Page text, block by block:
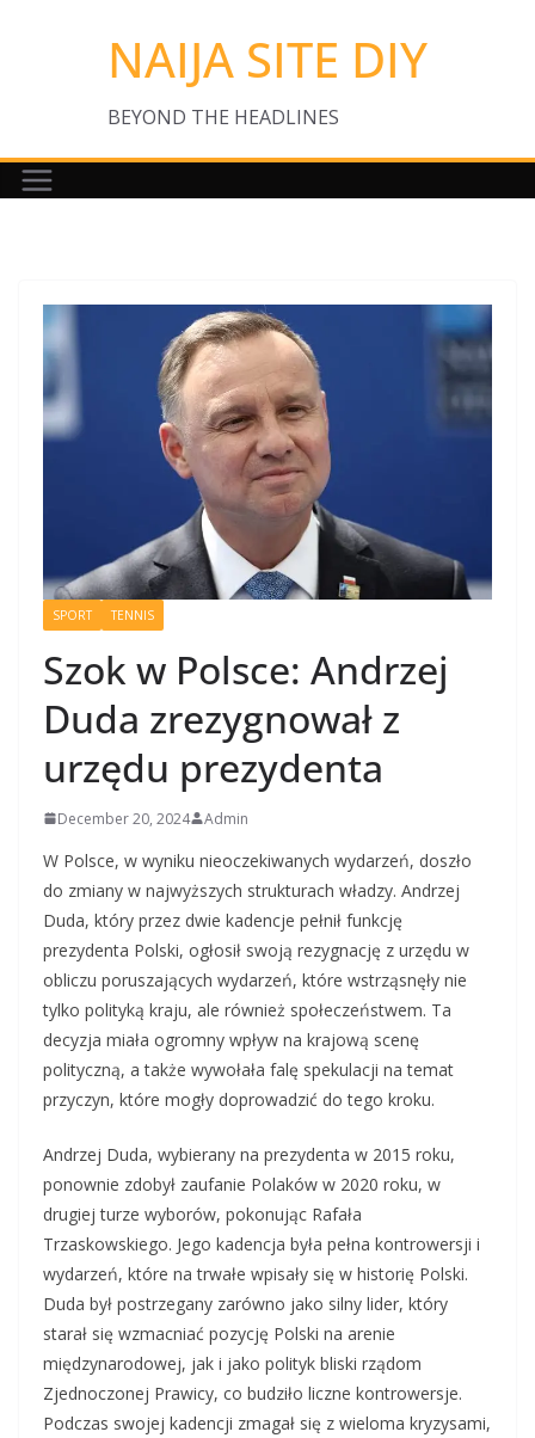
NAIJA SITE DIY
BEYOND THE HEADLINES
SPORT TENNIS
Szok w Polsce: Andrzej
Duda zrezygnował z
urzędu prezydenta
December 20, 2024 Admin
W Polsce, w wyniku nieoczekiwanych wydarzeń, doszło
do zmiany w najwyższych strukturach władzy. Andrzej
Duda, który przez dwie kadencje pełnił funkcję
prezydenta Polski, ogłosił swoją rezygnację z urzędu w
obliczu poruszających wydarzeń, które wstrząsnęły nie
tylko polityką kraju, ale również społeczeństwem. Ta
decyzja miała ogromny wpływ na krajową scenę
polityczną, a także wywołała falę spekulacji na temat
przyczyn, które mogły doprowadzić do tego kroku.
Andrzej Duda, wybierany na prezydenta w 2015 roku,
ponownie zdobył zaufanie Polaków w 2020 roku, w
drugiej turze wyborów, pokonując Rafała
Trzaskowskiego. Jego kadencja była pełna kontrowersji i
wydarzeń, które na trwałe wpisały się w historię Polski.
Duda był postrzegany zarówno jako silny lider, który
starał się wzmacniać pozycję Polski na arenie
międzynarodowej, jak i jako polityk bliski rządom
Zjednoczonej Prawicy, co budziło liczne kontrowersje.
Podczas swojej kadencji zmagał się z wieloma kryzysami,